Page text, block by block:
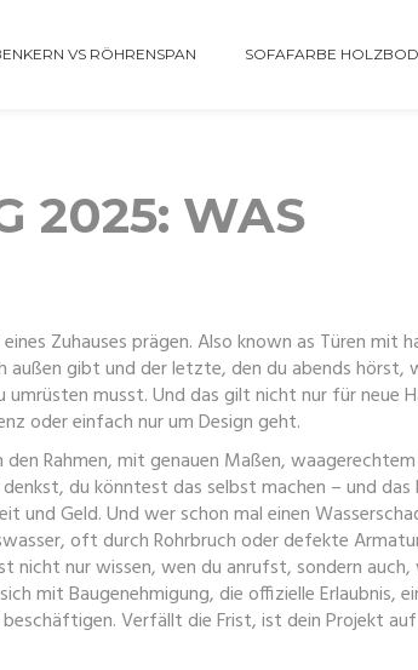
VS RÖHRENSPAN SOFAFARBE
2025: WAS
Zuhauses prägen. Also known as Türen mit
außen gibt und der letzte, den du abends hörst,
musst. Und das gilt nicht nur für neue
oder einfach nur um Design geht.
Rahmen, mit genauen Maßen,
du könntest das selbst machen – und das
und Geld. Und wer schon mal einen
oft durch Rohrbruch oder defekte
nicht nur wissen, wen du anrufst, sondern
mitBaugenehmigung, die offizielle Erlaubnis,
Verfällt die Frist, ist dein Projekt